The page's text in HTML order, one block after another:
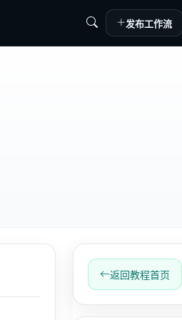
发布工作流
返回教程首页